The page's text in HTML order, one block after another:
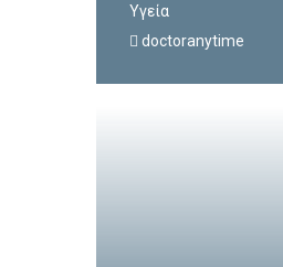
Υγεία
doctoranytime